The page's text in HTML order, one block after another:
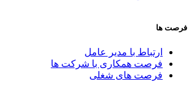
فرصت ها
ارتباط با مدیر عامل
فرصت همکاری با شرکت ها
فرصت های شغلی